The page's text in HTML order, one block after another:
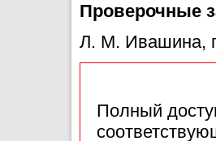
Проверочные
Л. М. Ивашина,
Полный